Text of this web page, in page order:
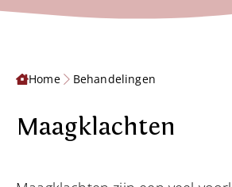
Home Behandelingen
Maagklachten